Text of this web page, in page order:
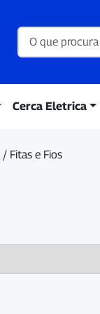
Cerca Eletrica
/ Fitas e Fios